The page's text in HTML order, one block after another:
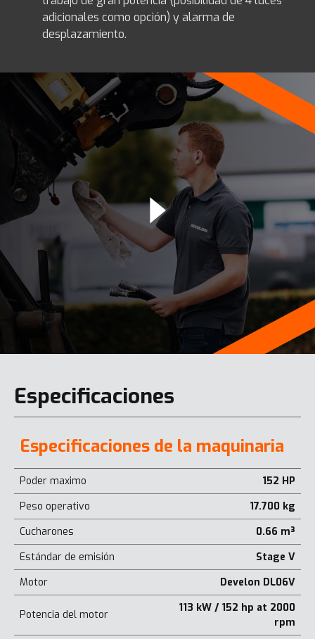
adicionales como opción) y alarma de
desplazamiento.
Especificaciones
Especificaciones de la maquinaria
Poder maximo
152 HP
Peso operativo
17.700 kg
Cucharones
0.66 m³
Estándar de emisión
Stage V
Motor
Develon DL06V
Potencia del motor
113 kW / 152 hp at 2000
rpm